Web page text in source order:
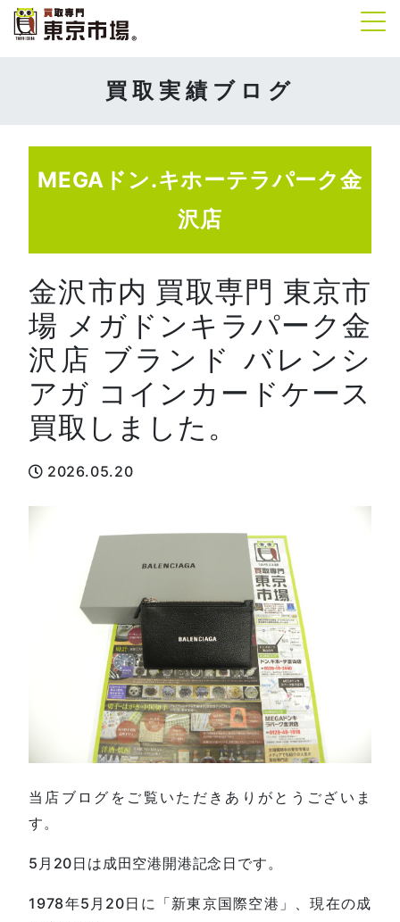
買取実績ブログ
MEGAドン.キホーテラパーク金
沢店
金沢市内 買取専門 東京市
場 メガドンキラパーク金
沢店 ブランド バレンシ
アガ コインカードケース
買取しました。
2026.05.20
当店ブログをご覧いただきありがとうございま
す。
5月20日は成田空港開港記念日です。
1978年5月20日に「新東京国際空港」、現在の成